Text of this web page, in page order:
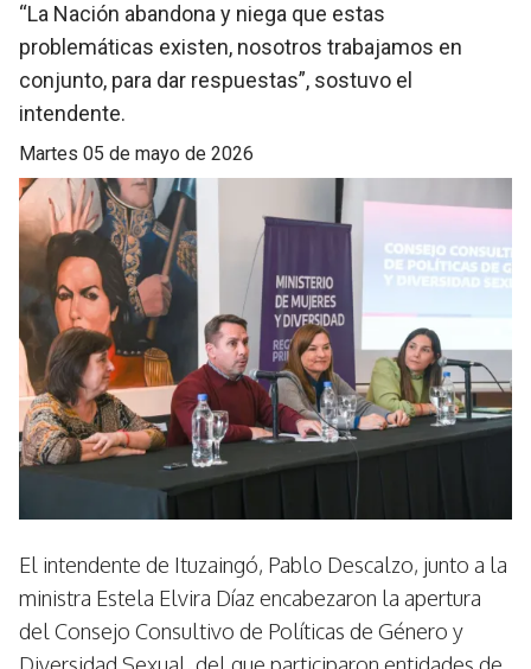
“La Nación abandona y niega que estas
problemáticas existen, nosotros trabajamos en
conjunto, para dar respuestas”, sostuvo el
intendente.
martes 05 de mayo de 2026
El intendente de Ituzaingó, Pablo Descalzo, junto a la
ministra Estela Elvira Díaz encabezaron la apertura
del Consejo Consultivo de Políticas de Género y